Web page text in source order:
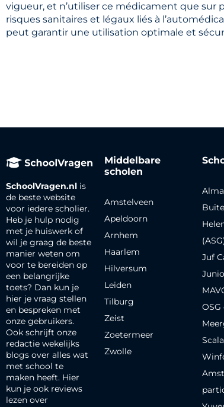
vigueur, et n’utiliser ce médicament que sur
risques sanitaires et légaux liés à
peut garantir une utilisation optimale et
SchoolVragen.nl is
de beste website
voor iedere scholier.
Heb je hulp nodig
met je huiswerk of
wil je graag de beste
manier weten om
voor te bereiden op
een belangrijke
toets? Dan kun je
hier je vraag stellen
en bespreken met
onze gebruikers.
Ook schrijft onze
redactie wekelijks
blogs over alles wat
met school te
maken heeft. Hier
kun je ook reviews
lezen over
Middelbare
scholen
Amstelveen
Apeldoorn
Arnhem
Haarlem
Hilversum
Leiden
Tilburg
Zeist
Zoetermeer
Zwolle
Juf
OSG